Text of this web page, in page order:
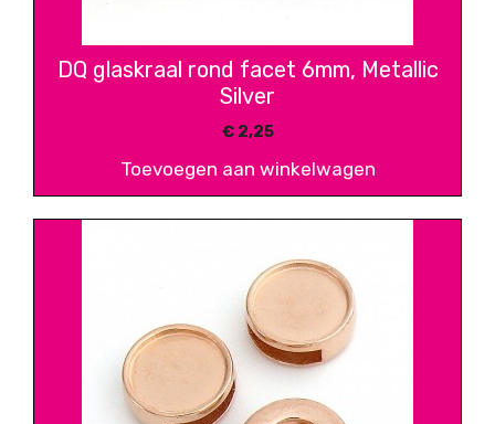
DQ glaskraal rond facet 6mm, Metallic
Silver
€2,25
Toevoegen aan winkelwagen